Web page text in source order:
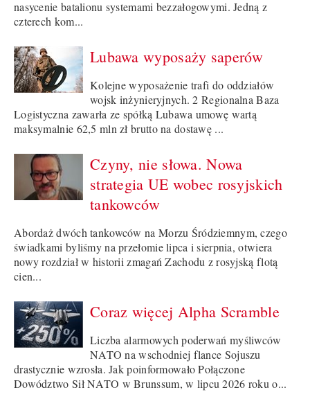
nasycenie batalionu systemami bezzałogowymi. Jedną z
czterech kom...
Lubawa wyposaży saperów
Kolejne wyposażenie trafi do oddziałów
wojsk inżynieryjnych. 2 Regionalna Baza
Logistyczna zawarła ze spółką Lubawa umowę wartą
maksymalnie 62,5 mln zł brutto na dostawę ...
Czyny, nie słowa. Nowa
strategia UE wobec rosyjskich
tankowców
Abordaż dwóch tankowców na Morzu Śródziemnym, czego
świadkami byliśmy na przełomie lipca i sierpnia, otwiera
nowy rozdział w historii zmagań Zachodu z rosyjską flotą
cien...
Coraz więcej Alpha Scramble
Liczba alarmowych poderwań myśliwców
NATO na wschodniej flance Sojuszu
drastycznie wzrosła. Jak poinformowało Połączone
Dowództwo Sił NATO w Brunssum, w lipcu 2026 roku o...